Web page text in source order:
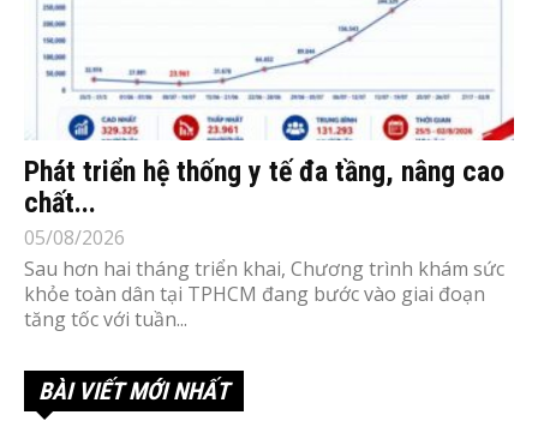
Phát triển hệ thống y tế đa tầng, nâng cao
chất...
05/08/2026
Sau hơn hai tháng triển khai, Chương trình khám sức
khỏe toàn dân tại TPHCM đang bước vào giai đoạn
tăng tốc với tuần...
BÀI VIẾT MỚI NHẤT